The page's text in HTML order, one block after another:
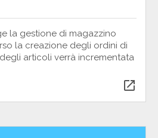
la gestione di magazzino
la creazione degli ordini di
articoli verrà incrementata
open_in_new